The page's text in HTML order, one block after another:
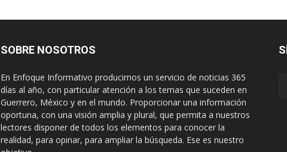
SOBRE NOSOTROS
En Enfoque Informativo producimos un servicio de noticias 365
días al año, con particular atención a los temas que suceden en
Guerrero, México y en el mundo. Proporcionar una información
oportuna, con una visión amplia y plural, que permita a nuestros
lectores disponer de todos los elementos para conocer la
realidad, para opinar, para ampliar la búsqueda. Ese es nuestro